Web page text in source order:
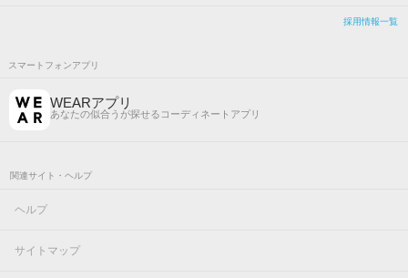
採用情報一覧
スマートフォンアプリ
WEARアプリ
あなたの似合うが探せるコーディネートアプリ
関連サイト・ヘルプ
ヘルプ
サイトマップ